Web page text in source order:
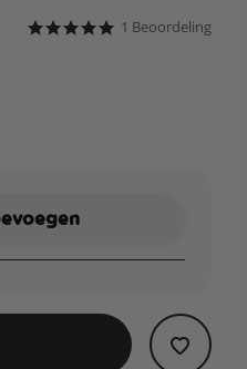
3,1 van 5
5.0 star rating1 Beoordeling